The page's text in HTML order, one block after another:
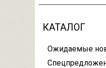
КАТАЛОГ
Ожидаемые